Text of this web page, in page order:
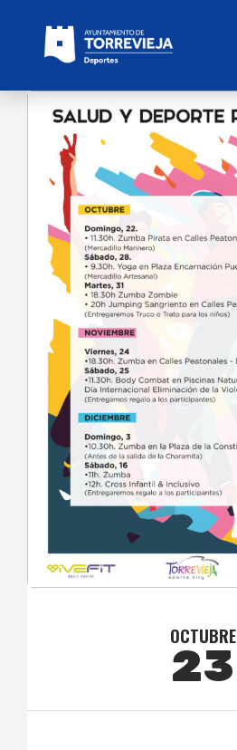
OCTUBRE
23